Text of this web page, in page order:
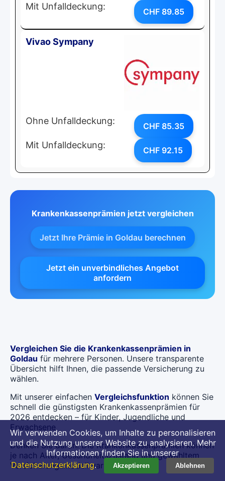
Mit Unfalldeckung: CHF 89.85
Vivao Sympany
Ohne Unfalldeckung: CHF 85.35
Mit Unfalldeckung: CHF 92.15
Krankenkassenprämien jetzt vergleichen
Jetzt Ihre Prämie in Goldau berechnen
Jetzt ein unverbindliches Angebot
anfordern
Vergleichen Sie die Krankenkassenprämien in
Goldau für mehrere Personen. Unsere transparente
Übersicht hilft Ihnen, die passende Versicherung zu
wählen.
Mit unserer einfachen Vergleichsfunktion können Sie
schnell die günstigsten Krankenkassenprämien für
2026 entdecken – für Kinder, Jugendliche und
Erwachsene.
Denken Sie daran: Die Krankenkassenprämien können
je nach Alter, Gesundheitszustand und gewähltem
Versicherungsmodell variieren.
Wir verwenden Cookies, um Inhalte zu personalisieren
und die Nutzung unserer Website zu analysieren. Mehr
Informationen finden Sie in unserer
Datenschutzerklärung. Akzeptieren Ablehnen